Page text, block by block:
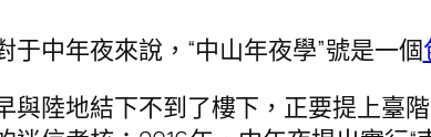
中年夜來說，“中山年夜學”號是一個
與陸地結下不到了樓下，正要提上臺